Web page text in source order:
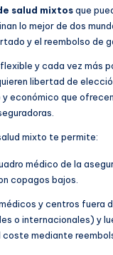
salud mixtosque
lo mejor de dos
y el reembolso de
y cada vez más
libertad de
económico que
mixto te permite:
médico de la
copagos bajos.
y centros fuera
o internacionales) y
mediante